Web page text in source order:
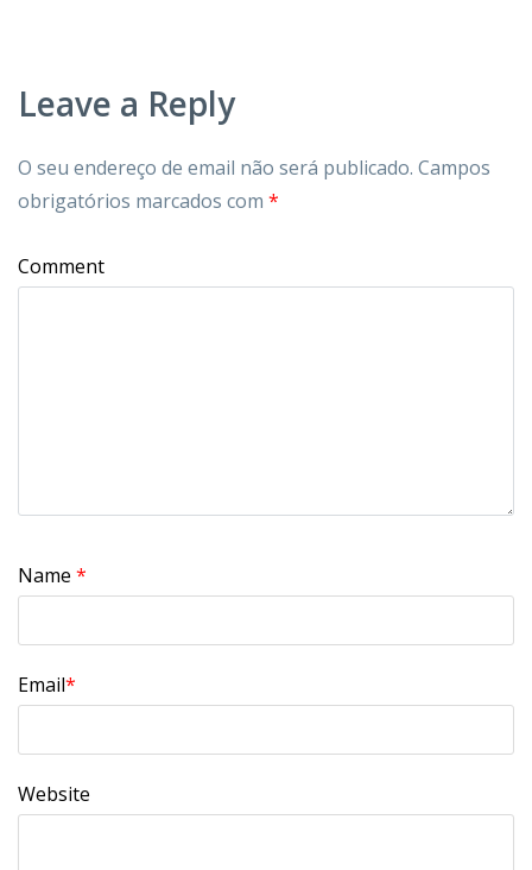
Leave a Reply
O seu endereço de email não será publicado. Campos
obrigatórios marcados com *
Comment
Name *
Email*
Website